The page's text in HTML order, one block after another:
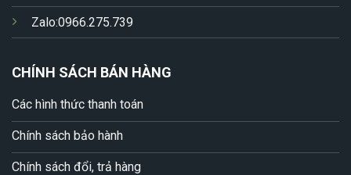
Zalo:0966.275.739
CHÍNH SÁCH BÁN HÀNG
Các hình thức thanh toán
Chính sách bảo hành
Chính sách đổi, trả hàng